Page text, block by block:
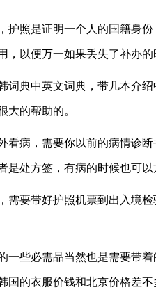
护照是证明一个人的国籍身
，以便万一如果丢失了补办的
词典中英文词典，带几本介
的帮助的。
看病，需要你以前的病情诊
是处方签，有病的时候也可以
需要带好护照机票到出入境
一些必需品当然也是需要带
国的衣服价钱和北京价格差